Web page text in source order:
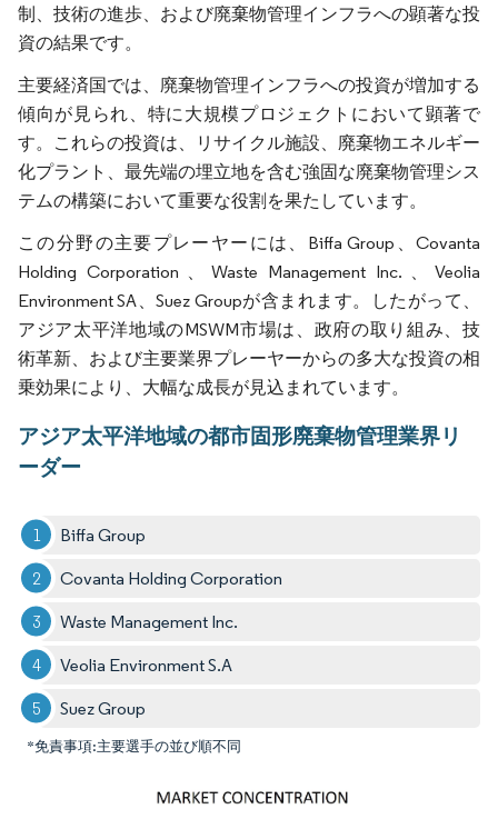
制、技術の進歩、および廃棄物管理インフラへの顕著な投
資の結果です。
主要経済国では、廃棄物管理インフラへの投資が増加する
傾向が見られ、特に大規模プロジェクトにおいて顕著で
す。これらの投資は、リサイクル施設、廃棄物エネルギー
化プラント、最先端の埋立地を含む強固な廃棄物管理シス
テムの構築において重要な役割を果たしています。
この分野の主要プレーヤーには、Biffa Group、Covanta
Holding Corporation、Waste Management Inc.、Veolia
Environment SA、Suez Groupが含まれます。したがって、
アジア太平洋地域のMSWM市場は、政府の取り組み、技
術革新、および主要業界プレーヤーからの多大な投資の相
乗効果により、大幅な成長が見込まれています。
アジア太平洋地域の都市固形廃棄物管理業界リ
ーダー
Biffa Group
Covanta Holding Corporation
Waste Management Inc.
Veolia Environment S.A
Suez Group
*免責事項:主要選手の並び順不同